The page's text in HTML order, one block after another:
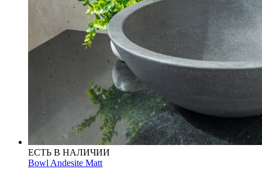
ЕСТЬ В НАЛИЧИИ
Bowl Andesite Matt